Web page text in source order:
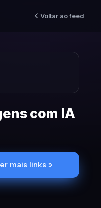
Voltar ao feed
com IA
mais links »